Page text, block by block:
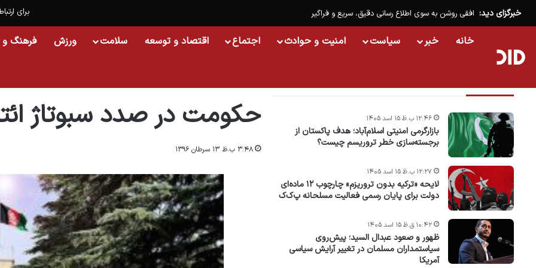
برای خبرگزای دید: افقی روشن به سوی اطلاع رسانی دقیق، سریع و فراگیر
خانه خبر سیاست امنیت و حوادث اجتماع اقتصاد و توسعه سلامت ورزش فرهنگ و
حکومت در صدد سبوتاژ
۳:۴۸ ب.ظ ۱۳ سرطان ۱۳۹۶
بازارگرمی امنیتی اسلام‌آباد؛ هدف پاکستان از
برجسته‌سازی خطر تروریسم چیست؟
۱۲:۴۶ ب.ظ ۱۵ اسد ۱۴۰۵
لایحه «ترکیه بدون تروریزم» چارچوب ۱۲ ماده‌ای
دولت برای پایان رسمی فعالیت مسلحانه پ‌ک‌ک
۱۲:۲۷ ب.ظ ۱۵ اسد ۱۴۰۵
ظهور و صعود عبدال السید؛ پیش‌روی
سیاستمداران مسلمان در تغییر آرایش سیاسی
آمریکا
۱۰:۴۲ ق.ظ ۱۵ اسد ۱۴۰۵